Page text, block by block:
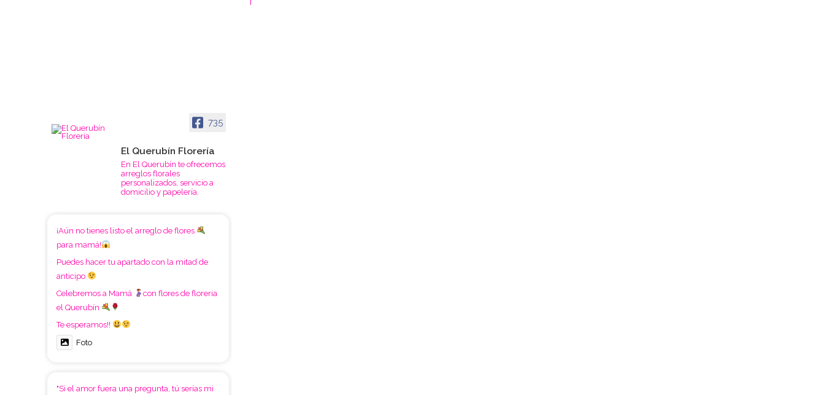
735
El Querubín Florería
En El Querubín te ofrecemos
arreglos florales
personalizados, servicio a
domicilio y papelería.
¡Aún no tienes listo el arreglo de flores
para mamá!
Puedes hacer tu apartado con la mitad de
anticipo
Celebremos a Mamá
con flores de floreria
el Querubín
Te esperamos!!
Foto
"Si el amor fuera una pregunta, tú serías mi